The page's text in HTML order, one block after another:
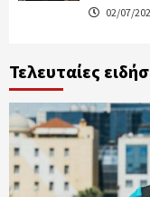
02/07/
Τελευταίες